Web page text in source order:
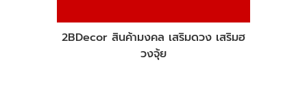
2BDecor สินค้ามงคล เสริมดวง เสริมฮ
วงจุ้ย